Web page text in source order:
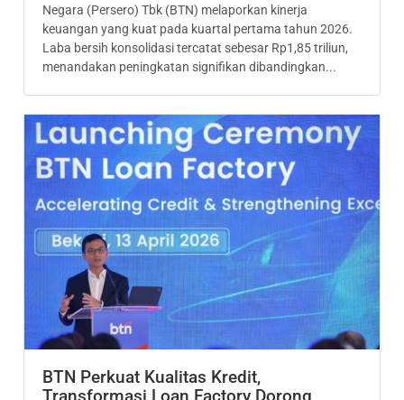
Negara (Persero) Tbk (BTN) melaporkan kinerja
keuangan yang kuat pada kuartal pertama tahun 2026.
Laba bersih konsolidasi tercatat sebesar Rp1,85 triliun,
menandakan peningkatan signifikan dibandingkan...
BTN Perkuat Kualitas Kredit,